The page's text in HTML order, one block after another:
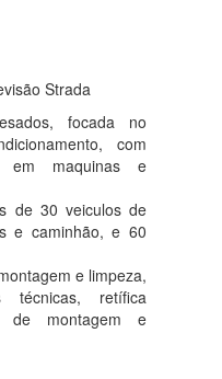
Strada
focada no
com
em maquinas e
de 30 veiculos de
e caminhão, e 60
e limpeza,
técnicas, retífica
de montagem e